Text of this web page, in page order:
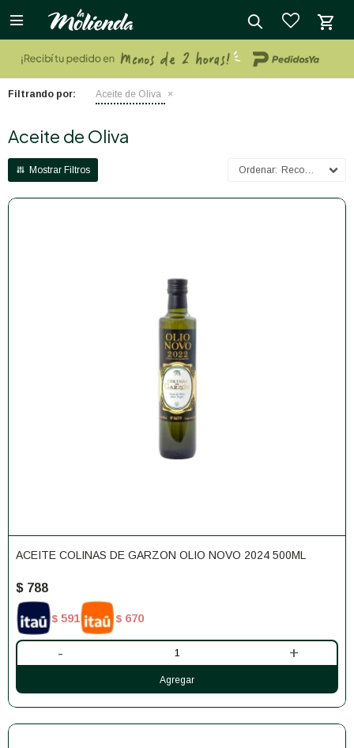

Filtrando por: Aceite de Oliva
Aceite de Oliva
Recomendados
ACEITE COLINAS DE GARZON OLIO NOVO 2024 500ML
$ 788
$ 591 $ 670
- +